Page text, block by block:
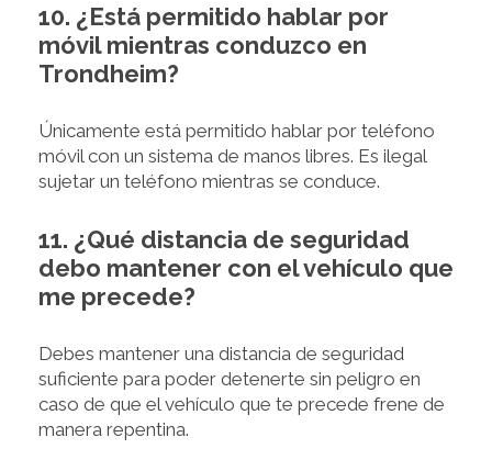
10. ¿Está permitido hablar por
móvil mientras conduzco en
Trondheim?
Únicamente está permitido hablar por teléfono
móvil con un sistema de manos libres. Es ilegal
sujetar un teléfono mientras se conduce.
11. ¿Qué distancia de seguridad
debo mantener con el vehículo que
me precede?
Debes mantener una distancia de seguridad
suficiente para poder detenerte sin peligro en
caso de que el vehículo que te precede frene de
manera repentina.